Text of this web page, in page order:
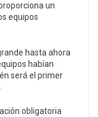
un
equipos
hasta ahora
habían
será el primer
obligatoria